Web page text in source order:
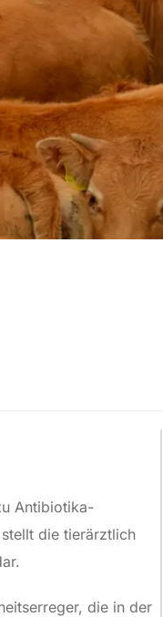
Antibiotika-
die tierärztlich
die in der